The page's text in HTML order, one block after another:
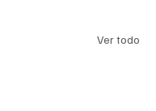
Ver todo